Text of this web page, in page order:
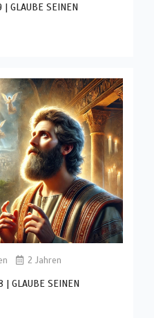
GLAUBE SEINEN
2 Jahren
GLAUBE SEINEN